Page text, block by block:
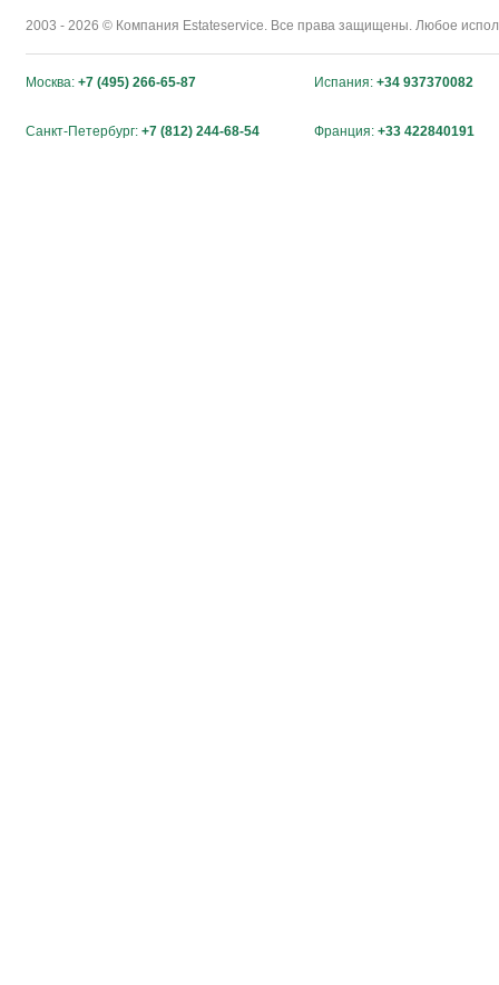
2003 - 2026 © Компания Estateservice. Все права защищены. Любое
Москва: +7 (495) 266-65-87 Испания: +34 937370082
Санкт-Петербург: +7 (812) 244-68-54 Франция: +33 422840191